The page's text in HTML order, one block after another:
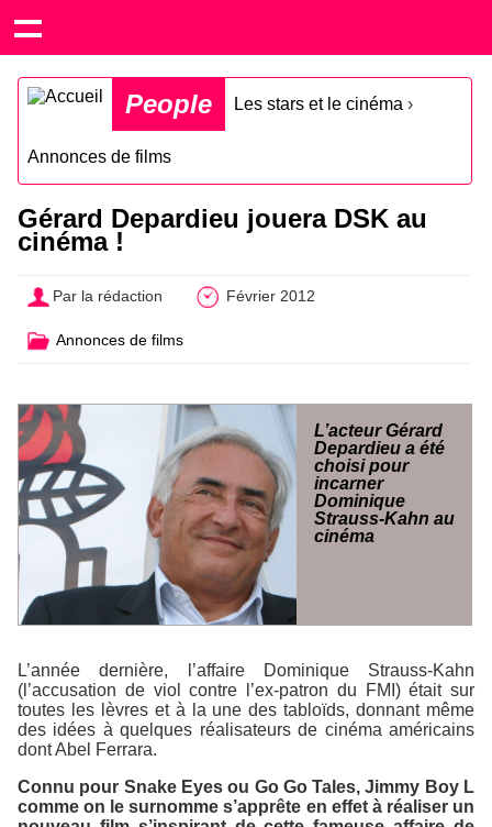
People Les stars et le cinéma ›
Annonces de films
Gérard Depardieu jouera DSK au
cinéma !
Par la rédaction Février 2012
Annonces de films
L’acteur Gérard
Depardieu a été
choisi pour
incarner
Dominique
Strauss-Kahn au
cinéma
L’année dernière, l’affaire Dominique Strauss-Kahn
(l’accusation de viol contre l’ex-patron du FMI) était sur
toutes les lèvres et à la une des tabloïds, donnant même
des idées à quelques réalisateurs de cinéma américains
dont Abel Ferrara.
Connu pour Snake Eyesou Go Go Tales, Jimmy Boy L
comme on le surnomme s’apprête en effet à réaliser un